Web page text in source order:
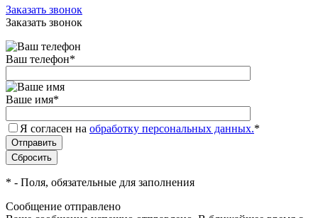
Заказать звонок
Заказать звонок
Ваш телефон*
Ваше имя*
Я согласен на обработку персональных данных.*
* - Поля, обязательные для заполнения
Сообщение отправлено